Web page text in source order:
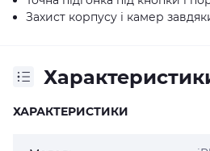
Захист корпусу і камер
ХАРАКТЕРИСТИКИ